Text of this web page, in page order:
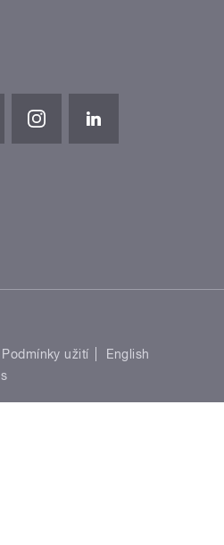
Podmínky užití
English